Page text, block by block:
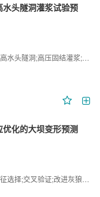
头隧洞灌浆试验预
;高压固结灌浆;光纤监测;围岩稳定性
化的大坝变形预测
灰狼算法;自适应优化;梯度提升树;超参数寻优;机器学习